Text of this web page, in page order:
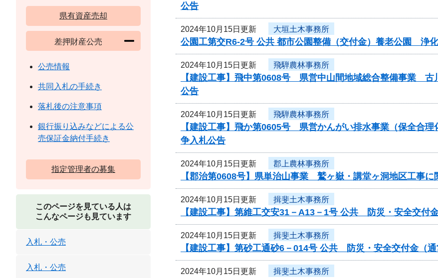
公告
2024年10月15日更新 大垣土木事務所
公園工第交R6-2号 公共 都市公園整備（交付金）養老公園 浄
2024年10月15日更新 飛騨農林事務所
【建設工事】飛中第0608号 県営中山間地域総合整備事業
公告
2024年10月15日更新 飛騨農林事務所
【建設工事】飛か第0605号 県営かんがい排水事業（保全
争入札公告
2024年10月15日更新 郡上農林事務所
【郡治第0608号】県単治山事業 鷲ヶ嶽・講堂ヶ洞地区工事に
2024年10月15日更新 揖斐土木事務所
【建設工事】第維工交安31－A13－1号 公共 防災・安全交付
2024年10月15日更新 揖斐土木事務所
【建設工事】第砂工通砂6－014号 公共 防災・安全交付金（
2024年10月15日更新 揖斐土木事務所
県有資産売却
差押財産公売
公売情報
共同入札の手続き
落札後の注意事項
銀行振り込みなどによる公
売保証金納付手続き
指定管理者の募集
このページを見ている人は
こんなページも見ています
入札・公売
入札・公売